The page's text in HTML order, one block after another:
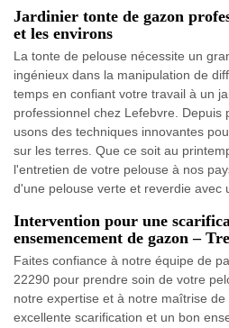
Jardinier tonte de gazon
et les environs
La tonte de pelouse nécessite un
ingénieux dans la manipulation de
temps en confiant votre travail à un
professionnel chez Lefebvre. Depuis
usons des techniques innovantes
sur les terres. Que ce soit au
l'entretien de votre pelouse à nos
d'une pelouse verte et reverdie avec
Intervention pour une
ensemencement de gazon –
Faites confiance à notre équipe de
22290 pour prendre soin de votre
notre expertise et à notre maîtrise de
excellente scarification et un bon